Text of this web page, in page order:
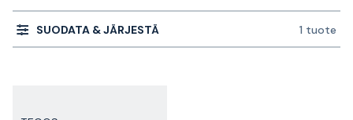
SUODATA & JÄRJESTÄ 1 tuote